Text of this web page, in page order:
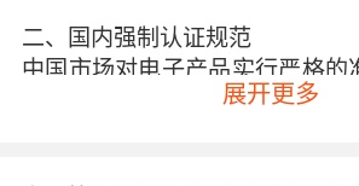
二、国内强制认证规范
中国市场对电子产品实行严格的
证（中国强制性产品认证）是电
展开更多